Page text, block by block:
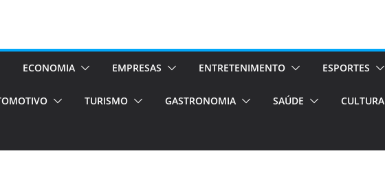
de transfer,
de alto padrão
ECONOMIA EMPRESAS ENTRETENIMENTO ESPORTES
TURISMO GASTRONOMIA SAÚDE CULTURA